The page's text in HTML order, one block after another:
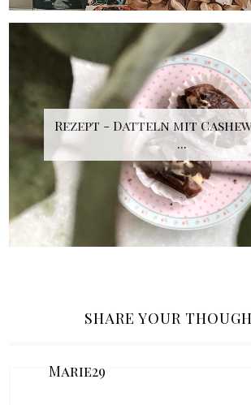
Rezept - Datteln mit
...
SHARE YOUR
Marie29